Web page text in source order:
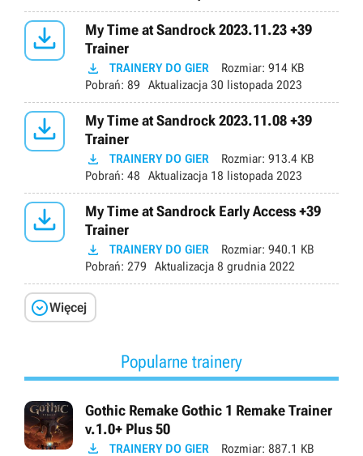

My Time at Sandrock 2023.11.23 +39
Trainer
 TRAINERY DO GIER Rozmiar: 914 KB
Pobrań: 89 Aktualizacja 30 listopada 2023

My Time at Sandrock 2023.11.08 +39
Trainer
 TRAINERY DO GIER Rozmiar: 913.4 KB
Pobrań: 48 Aktualizacja 18 listopada 2023

My Time at Sandrock Early Access +39
Trainer
 TRAINERY DO GIER Rozmiar: 940.1 KB
Pobrań: 279 Aktualizacja 8 grudnia 2022
Więcej
Popularne trainery
Gothic Remake Gothic 1 Remake Trainer
v.1.0+ Plus 50
 TRAINERY DO GIER Rozmiar: 887.1 KB